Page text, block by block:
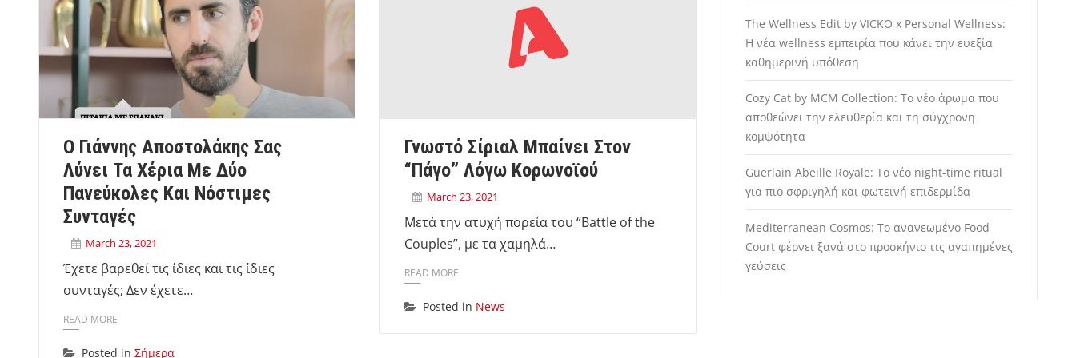
O Γιάννης Αποστολάκης Σας
Λύνει Τα Χέρια Με Δύο
Πανεύκολες Και Νόστιμες
Συνταγές
March 23, 2021
Έχετε βαρεθεί τις ίδιες και τις ίδιες
συνταγές; Δεν έχετε…
READ MORE
Posted in Σήμερα
Γνωστό Σίριαλ Μπαίνει Στον
“πάγο” Λόγω Κορωνοϊού
March 23, 2021
Μετά την ατυχή πορεία του “Battle of the
Couples”, με τα χαμηλά…
READ MORE
Posted in News
The Wellness Edit by VICKO x Personal Wellness:
Η νέα wellness εμπειρία που κάνει την ευεξία
καθημερινή υπόθεση
Cozy Cat by MCM Collection: Το νέο άρωμα που
αποθεώνει την ελευθερία και τη σύγχρονη
κομψότητα
Guerlain Abeille Royale: Το νέο night-time ritual
για πιο σφριγηλή και φωτεινή επιδερμίδα
Mediterranean Cosmos: Το ανανεωμένο Food
Court φέρνει ξανά στο προσκήνιο τις αγαπημένες
γεύσεις